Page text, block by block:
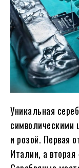
Уникальная
символическими
и розой. Первая
Италии, а